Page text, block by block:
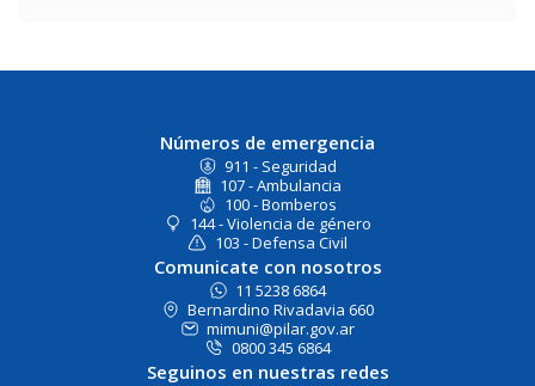
Números de emergencia
911 - Seguridad
107 - Ambulancia
100 - Bomberos
144 - Violencia de género
103 - Defensa Civil
Comunicate con nosotros
11 5238 6864
Bernardino Rivadavia 660
mimuni@pilar.gov.ar
0800 345 6864
Seguinos en nuestras redes